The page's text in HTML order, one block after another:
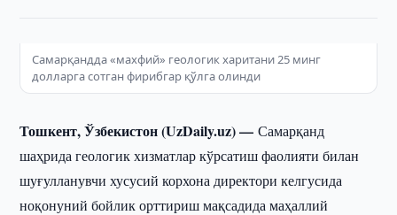
Самарқандда «махфий» геологик харитани 25 минг
долларга сотган фирибгар қўлга олинди
Тошкент, Ўзбекистон (UzDaily.uz) —Самарқанд
шаҳрида геологик хизматлар кўрсатиш фаолияти билан
шуғулланувчи хусусий корхона директори келгусида
ноқонуний бойлик орттириш мақсадида маҳаллий